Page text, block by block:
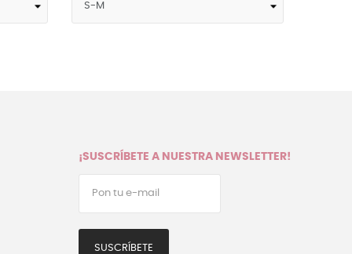
¡SUSCRÍBETE A NUESTRA NEWSLETTER!
SUSCRÍBETE